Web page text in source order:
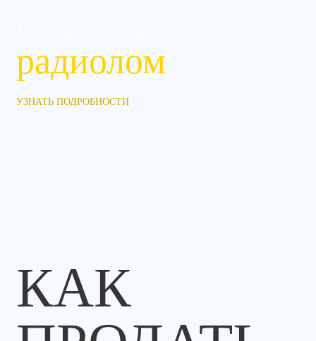
радиолом
УЗНАТЬ ПОДРОБНОСТИ
КАК